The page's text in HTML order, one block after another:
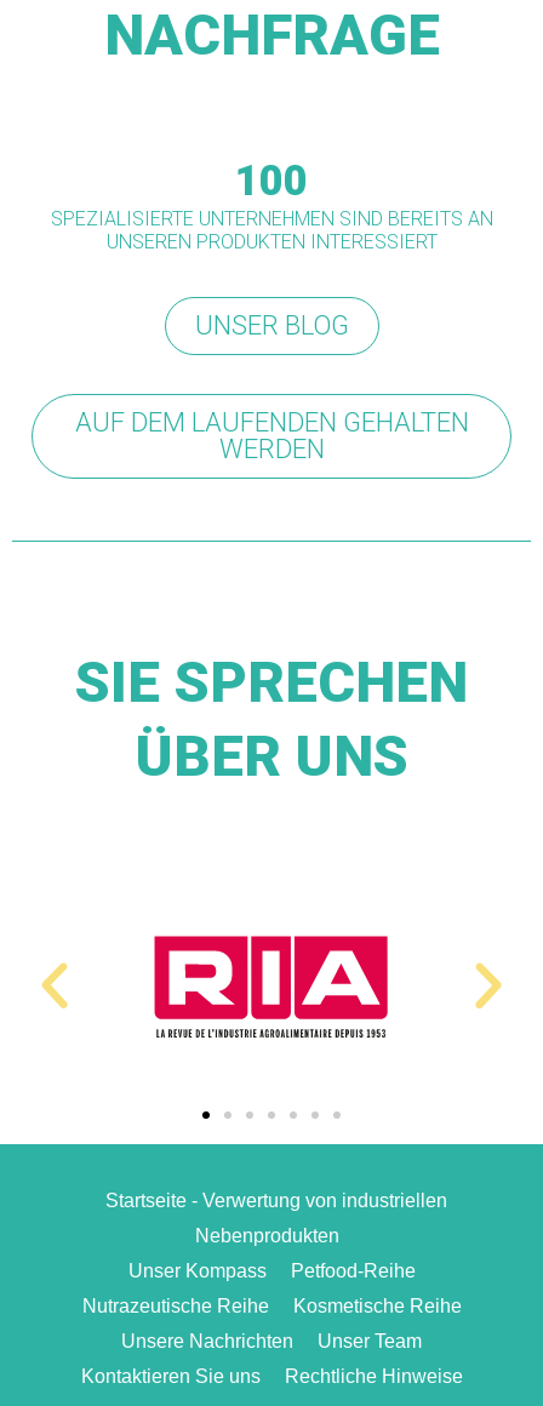
NACHFRAGE
100
SPEZIALISIERTE UNTERNEHMEN SIND BEREITS AN
UNSEREN PRODUKTEN INTERESSIERT
UNSER BLOG
AUF DEM LAUFENDEN GEHALTEN
WERDEN
SIE SPRECHEN
ÜBER UNS
Startseite - Verwertung von industriellen
Nebenprodukten
Unser Kompass
Petfood-Reihe
Nutrazeutische Reihe
Kosmetische Reihe
Unsere Nachrichten
Unser Team
Kontaktieren Sie uns
Rechtliche Hinweise